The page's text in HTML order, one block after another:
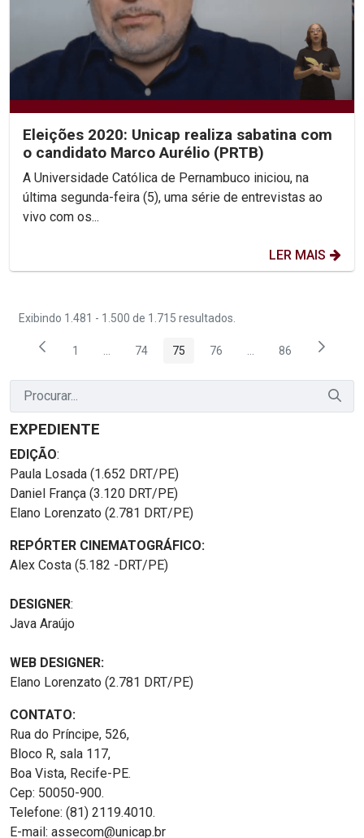
Eleições 2020: Unicap realiza sabatina com
o candidato Marco Aurélio (PRTB)
A Universidade Católica de Pernambuco iniciou, na
última segunda-feira (5), uma série de entrevistas ao
vivo com os...
LER MAIS
Exibindo 1.481 - 1.500 de 1.715 resultados.
Página
1 Páginas intermediárias Usar ABA para navegar.
Página
74 Página
75 Página
76 PáginasPágina
86
EXPEDIENTE
EDIÇÃO:
Paula Losada (1.652 DRT/PE)
Daniel França (3.120 DRT/PE)
Elano Lorenzato (2.781 DRT/PE)
REPÓRTER CINEMATOGRÁFICO:
Alex Costa (5.182 -DRT/PE)
DESIGNER:
Java Araújo
WEB DESIGNER:
Elano Lorenzato (2.781 DRT/PE)
CONTATO:
Rua do Príncipe, 526,
Bloco R, sala 117,
Boa Vista, Recife-PE.
Cep: 50050-900.
Telefone: (81) 2119.4010.
E-mail: assecom@unicap.br